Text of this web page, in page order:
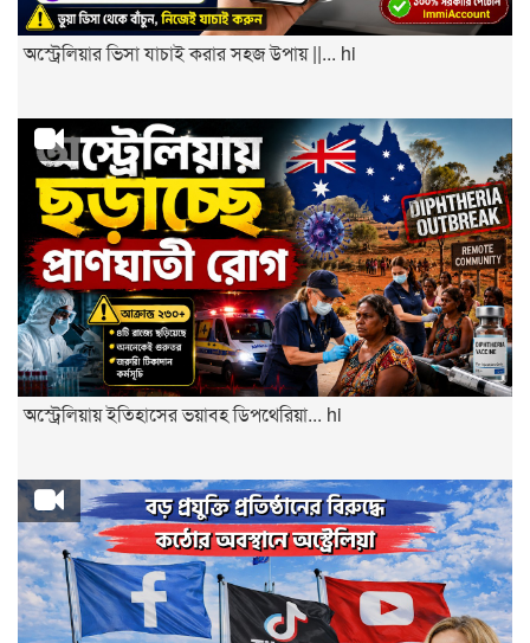
অস্ট্রেলিয়ার ভিসা যাচাই করার সহজ উপায় ||... hi
অস্ট্রেলিয়ায় ইতিহাসের ভয়াবহ ডিপথেরিয়া... hi